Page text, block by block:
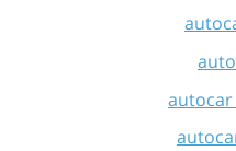
autocar